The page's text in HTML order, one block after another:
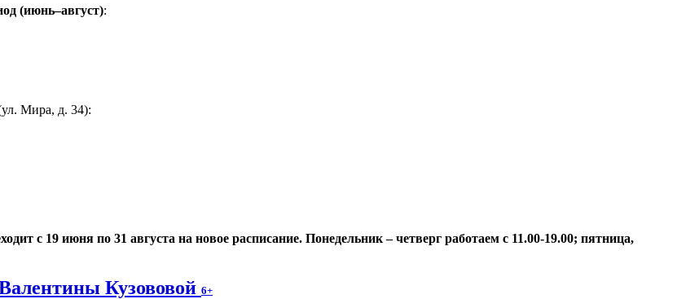
(июнь–август):
Мира, д. 34):
с 19 июня по 31 августа на новое расписание. Понедельник – четверг работаем с 11.00-19.00; пятница,
Кузововой 6+